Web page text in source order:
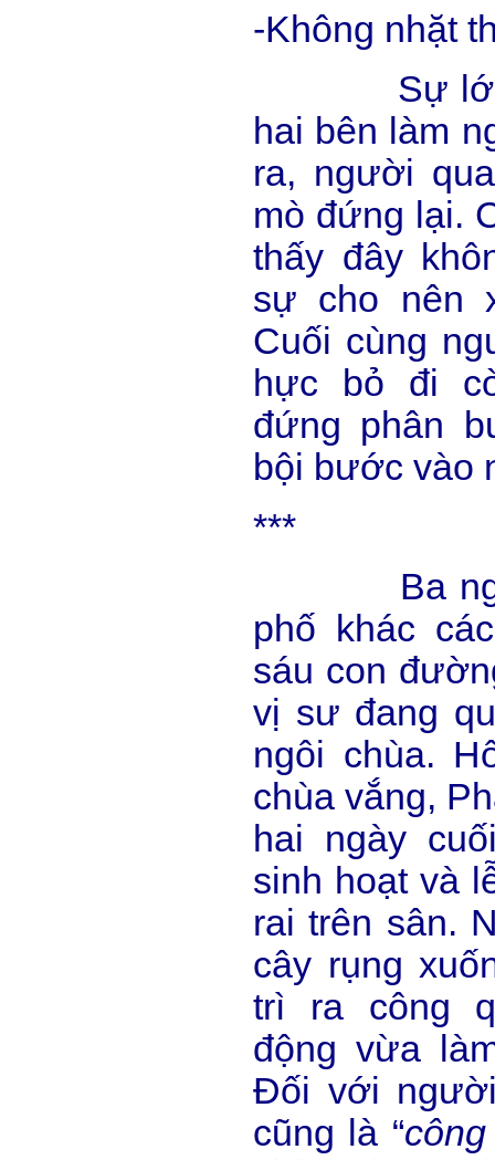
-Không nhặt
Sự lớn
hai bên làm
ra, người
mò đứng lại.
thấy đây
sự cho nên
Cuối cùng
hực bỏ đi
đứng phân
bội bước vào
***
Ba ngày
phố khác
sáu con
vị sư đang
ngôi chùa.
chùa vắng,
hai ngày
sinh hoạt và
rai trên sân.
cây rụng
trì ra công
động vừa
Đối với
cũng là “